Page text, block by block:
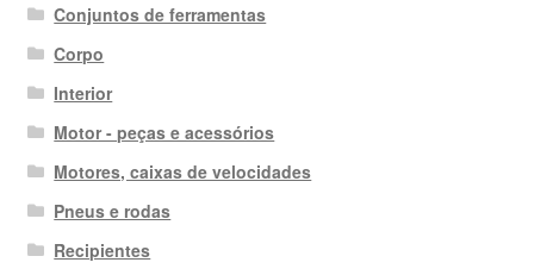
Conjuntos de ferramentas
Corpo
Interior
Motor - peças e acessórios
Motores, caixas de velocidades
Pneus e rodas
Recipientes